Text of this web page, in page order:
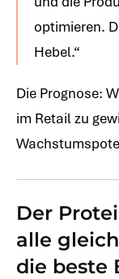
optimieren.
Hebel.“
Die Prognose:
im Retail zu
Der
alle
die beste